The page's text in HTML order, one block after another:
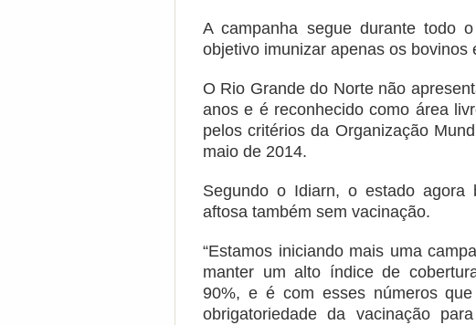
A campanha segue durante todo
objetivo imunizar apenas os bovinos
O Rio Grande do Norte não
anos e é reconhecido como área
pelos critérios da Organização
maio de 2014.
Segundo o Idiarn, o estado
aftosa também sem vacinação.
“Estamos iniciando mais uma
manter um alto índice de
90%, e é com esses números
obrigatoriedade da vacinação